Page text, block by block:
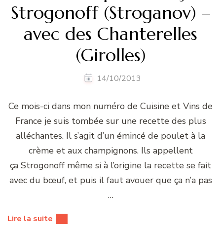
Strogonoff (Stroganov) –
avec des Chanterelles
(Girolles)
14/10/2013
Ce mois-ci dans mon numéro de Cuisine et Vins de
France je suis tombée sur une recette des plus
alléchantes. Il s’agit d’un émincé de poulet à la
crème et aux champignons. Ils appellent
ça Strogonoff même si à l’origine la recette se fait
avec du bœuf, et puis il faut avouer que ça n’a pas
…
Lire la suite